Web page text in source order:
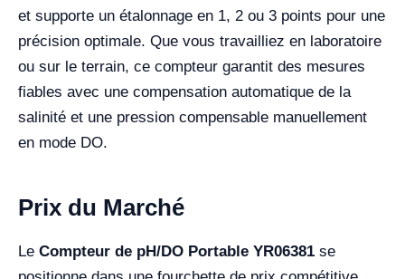
et supporte un étalonnage en 1, 2 ou 3 points pour une
précision optimale. Que vous travailliez en laboratoire
ou sur le terrain, ce compteur garantit des mesures
fiables avec une compensation automatique de la
salinité et une pression compensable manuellement
en mode DO.
Prix du Marché
Le Compteur de pH/DO Portable YR06381 se